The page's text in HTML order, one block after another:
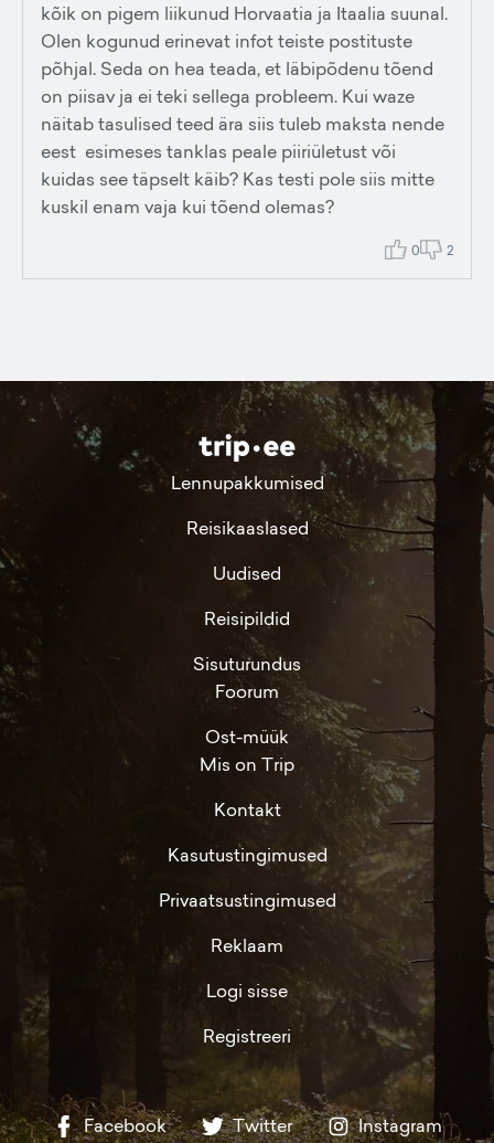
kõik on pigem liikunud Horvaatia ja Itaalia suunal.
Olen kogunud erinevat infot teiste postituste
põhjal. Seda on hea teada, et läbipõdenu tõend
on piisav ja ei teki sellega probleem. Kui waze
näitab tasulised teed ära siis tuleb maksta nende
eest esimeses tanklas peale piiriületust või
kuidas see täpselt käib? Kas testi pole siis mitte
kuskil enam vaja kui tõend olemas?
0 2
Lennupakkumised
Reisikaaslased
Uudised
Reisipildid
Sisuturundus
Foorum
Ost-müük
Mis on Trip
Kontakt
Kasutustingimused
Privaatsustingimused
Reklaam
Logi sisse
Registreeri
Facebook Twitter Instagram